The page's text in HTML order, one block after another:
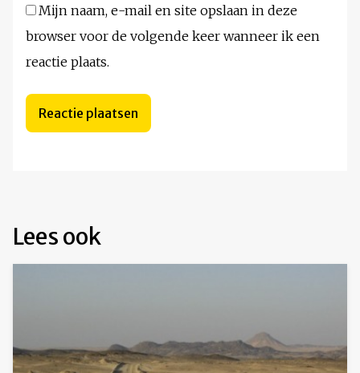
Mijn naam, e-mail en site opslaan in deze
browser voor de volgende keer wanneer ik een
reactie plaats.
Lees ook